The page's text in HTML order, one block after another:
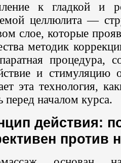
к гладкой и
целлюлита —
слое, которые
методик
процедура,
и стимуляцию
эта технология,
перед началом курса.
действия:
против